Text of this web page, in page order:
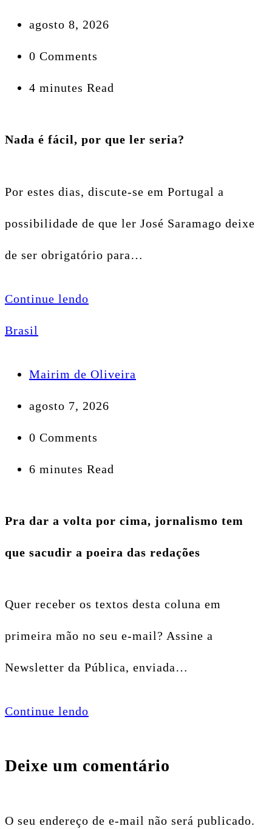
agosto 8, 2026
0 Comments
4 minutes Read
Nada é fácil, por que ler seria?
Por estes dias, discute-se em Portugal a
possibilidade de que ler José Saramago deixe
de ser obrigatório para…
Continue lendo
Brasil
Mairim de Oliveira
agosto 7, 2026
0 Comments
6 minutes Read
Pra dar a volta por cima, jornalismo tem
que sacudir a poeira das redações
Quer receber os textos desta coluna em
primeira mão no seu e-mail? Assine a
Newsletter da Pública, enviada…
Continue lendo
Deixe um comentário
O seu endereço de e-mail não será publicado.